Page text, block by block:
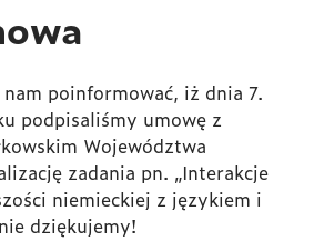
poinformować, iż dnia 7.
podpisaliśmy umowę z
Województwa
zadania pn. „Interakcje
niemieckiej z językiem i
dziękujemy!